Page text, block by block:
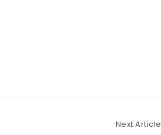
Next Article